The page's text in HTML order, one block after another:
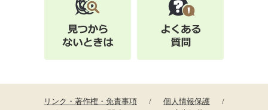
リンク・著作権・免責事項
個人情報保護